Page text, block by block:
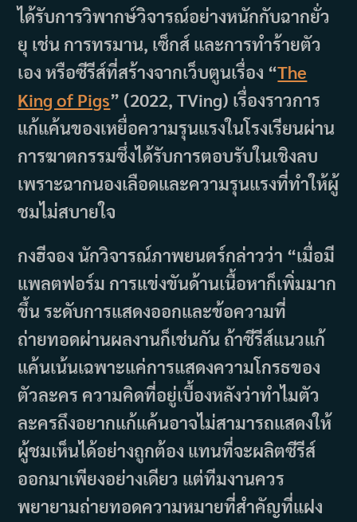
ได้รับการวิพากษ์วิจารณ์อย่างหนักกับฉากยั่ว
ยุ เช่น การทรมาน, เซ็กส์ และการทำร้ายตัว
เอง หรือซีรีส์ที่สร้างจากเว็บตูนเรื่อง “The
King of Pigs” (2022, TVing) เรื่องราวการ
แก้แค้นของเหยื่อความรุนแรงในโรงเรียนผ่าน
การฆาตกรรมซึ่งได้รับการตอบรับในเชิงลบ
เพราะฉากนองเลือดและความรุนแรงที่ทำให้ผู้
ชมไม่สบายใจ
กงฮีจอง นักวิจารณ์ภาพยนตร์กล่าวว่า “เมื่อมี
แพลตฟอร์ม การแข่งขันด้านเนื้อหาก็เพิ่มมาก
ขึ้น ระดับการแสดงออกและข้อความที่
ถ่ายทอดผ่านผลงานก็เช่นกัน ถ้าซีรีส์แนวแก้
แค้นเน้นเฉพาะแค่การแสดงความโกรธของ
ตัวละคร ความคิดที่อยู่เบื้องหลังว่าทำไมตัว
ละครถึงอยากแก้แค้นอาจไม่สามารถแสดงให้
ผู้ชมเห็นได้อย่างถูกต้อง แทนที่จะผลิตซีรีส์
ออกมาเพียงอย่างเดียว แต่ทีมงานควร
พยายามถ่ายทอดความหมายที่สำคัญที่แฝง